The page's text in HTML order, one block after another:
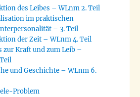
des Leibes – WLnm 2. Teil
im praktischen
– 3. Teil
der Zeit – WLnm 4. Teil
zur Kraft und zum Leib –
und Geschichte – WLnm 6.
Problem